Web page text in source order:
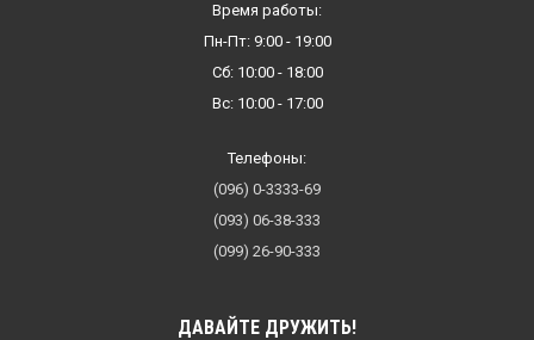
Время работы:
Пн-Пт: 9:00 - 19:00
Сб: 10:00 - 18:00
Вс: 10:00 - 17:00
Телефоны:
(096) 0-3333-69
(093) 06-38-333
(099) 26-90-333
ДАВАЙТЕ ДРУЖИТЬ!